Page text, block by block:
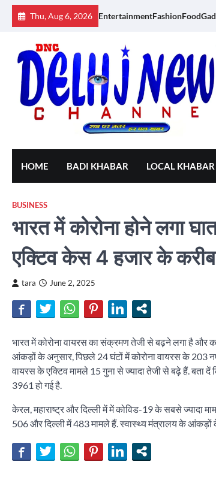
Skip
Thu, Aug 6, 2026 EntertainmentFashionFood
HOME BADI KHABAR LOCAL KHABAR
BUSINESS
भारत में कोरोना होने लगा
एक्टिव केस 4 हजार के करीब
tara June 2, 2025
भारत में कोरोना वायरस का संक्रमण तेजी से बढ़ने लगा है और
आंकड़ों के अनुसार, पिछले 24 घंटों में कोरोना वायरस के 203
वायरस के एक्टिव मामले 15 गुना से ज्यादा तेजी से बढ़े हैं.
3961 हो गई है.
केरल, महाराष्ट्र और दिल्ली में में कोविड-19 के सबसे ज्यादा
506 और दिल्ली में 483 मामले हैं. स्वास्थ्य मंत्रालय के आंकड़ों